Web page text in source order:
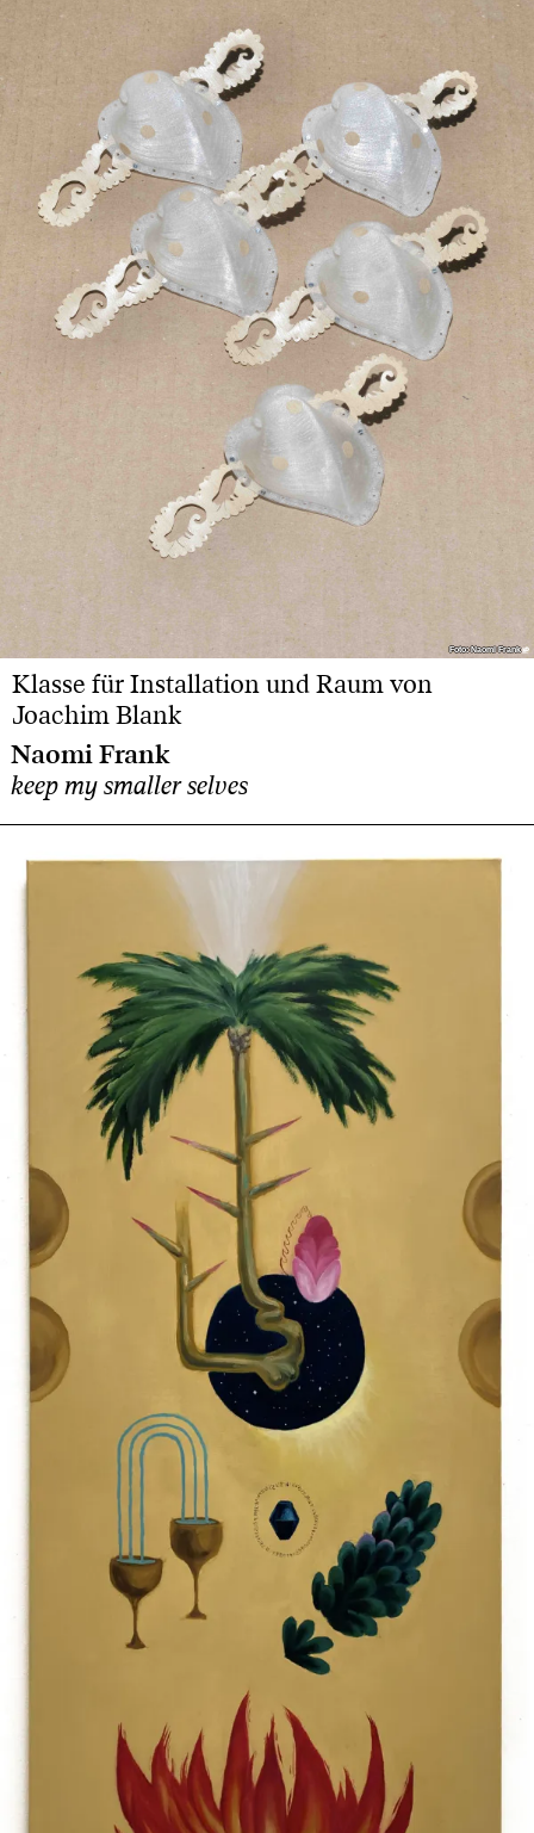
Foto: Naomi Frank
Foto: Naomi Frank
Klasse für Installation und Raum von
Joachim Blank
Naomi Frank
keep my smaller selves